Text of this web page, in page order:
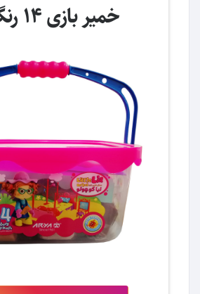
خمیر بازی 14 رنگ لیا